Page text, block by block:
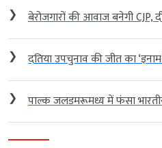
❯ बेरोजगारों की आवाज बनेगी CJP,
❯ दतिया उपचुनाव की जीत का
❯ पाल्क जलडमरूमध्य में फंसा